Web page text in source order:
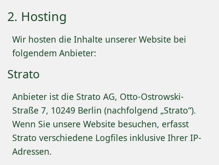
2. Hosting
Wir hosten die Inhalte unserer Website bei
folgendem Anbieter:
Strato
Anbieter ist die Strato AG, Otto-Ostrowski-
Straße 7, 10249 Berlin (nachfolgend „Strato“).
Wenn Sie unsere Website besuchen, erfasst
Strato verschiedene Logfiles inklusive Ihrer IP-
Adressen.